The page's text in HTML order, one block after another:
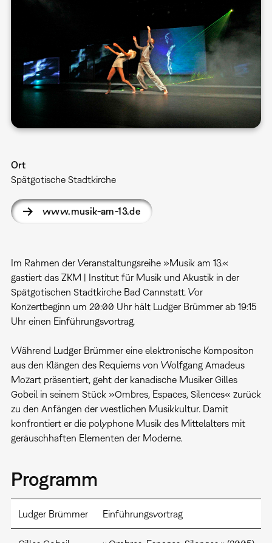
Ort
Spätgotische Stadtkirche
www.musik-am-13.de
Im Rahmen der Veranstaltungsreihe »Musik am 13.«
gastiert das ZKM | Institut für Musik und Akustik in der
Spätgotischen Stadtkirche Bad Cannstatt. Vor
Konzertbeginn um 20:00 Uhr hält Ludger Brümmer ab 19:15
Uhr einen Einführungsvortrag.
Während Ludger Brümmer eine elektronische Kompositon
aus den Klängen des Requiems von Wolfgang Amadeus
Mozart präsentiert, geht der kanadische Musiker Gilles
Gobeil in seinem Stück »Ombres, Espaces, Silences« zurück
zu den Anfängen der westlichen Musikkultur. Damit
konfrontiert er die polyphone Musik des Mittelalters mit
geräuschhaften Elementen der Moderne.
Programm
Ludger Brümmer Einführungsvortrag